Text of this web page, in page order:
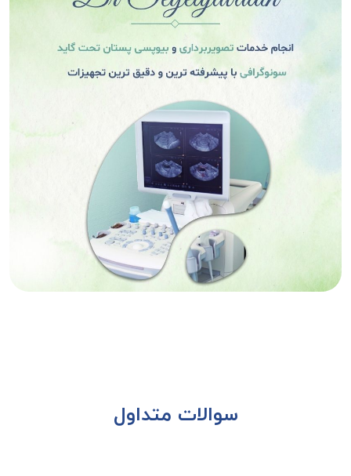
سوالات متداول